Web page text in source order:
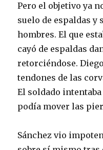
Pero el objetivo ya
suelo de espaldas y
hombres. El que
cayó de espaldas
retorciéndose.
tendones de las
El soldado
podía mover las
Sánchez vio